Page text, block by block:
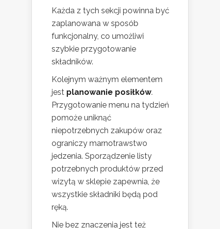
Każda z tych sekcji powinna być
zaplanowana w sposób
funkcjonalny, co umożliwi
szybkie przygotowanie
składników.
Kolejnym ważnym elementem
jest planowanie posiłków.
Przygotowanie menu na tydzień
pomoże uniknąć
niepotrzebnych zakupów oraz
ograniczy marnotrawstwo
jedzenia. Sporządzenie listy
potrzebnych produktów przed
wizytą w sklepie zapewnia, że
wszystkie składniki będą pod
ręką.
Nie bez znaczenia jest też